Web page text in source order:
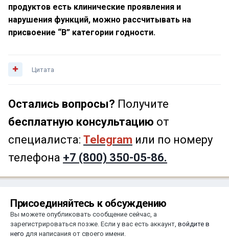
продуктов есть клинические проявления и
нарушения функций, можно рассчитывать на
присвоение “В” категории годности.
Цитата
Остались вопросы? Получите
бесплатную консультацию от
специалиста: Telegram или по номеру
телефона +7 (800) 350-05-86.
Присоединяйтесь к обсуждению
Вы можете опубликовать сообщение сейчас, а
зарегистрироваться позже. Если у вас есть аккаунт, войдите в
него для написания от своего имени.